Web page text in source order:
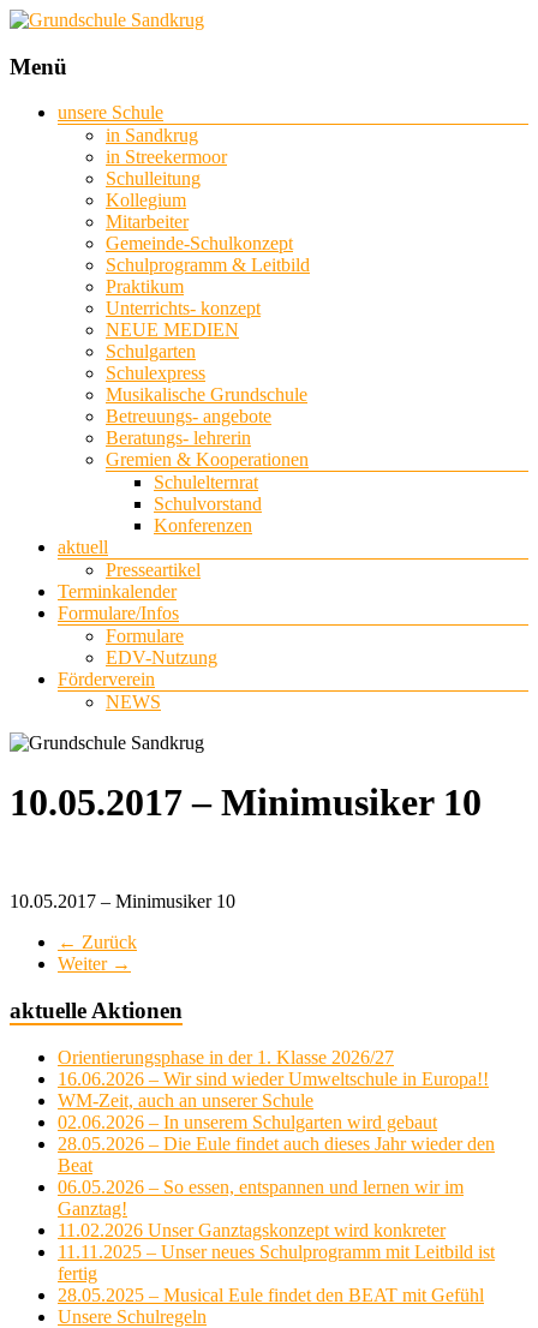
Grundschule
Streekermoor
Menü
unsere Schule
in Sandkrug
in Streekermoor
Schulleitung
Kollegium
Mitarbeiter
Gemeinde-Schulkonzept
Schulprogramm & Leitbild
Praktikum
Unterrichts- konzept
NEUE MEDIEN
Schulgarten
Schulexpress
Musikalische Grundschule
Betreuungs- angebote
Beratungs- lehrerin
Gremien & Kooperationen
Schulelternrat
Schulvorstand
Konferenzen
aktuell
Presseartikel
Terminkalender
Formulare/Infos
Formulare
EDV-Nutzung
Förderverein
NEWS
10.05.2017 – Minimusiker 10
10.05.2017 – Minimusiker 10
← Zurück
Weiter →
aktuelle Aktionen
Orientierungsphase in der 1. Klasse 2026/27
16.06.2026 – Wir sind wieder Umweltschule in Europa!!
WM-Zeit, auch an unserer Schule
02.06.2026 – In unserem Schulgarten wird gebaut
28.05.2026 – Die Eule findet auch dieses Jahr wieder den
Beat
06.05.2026 – So essen, entspannen und lernen wir im
Ganztag!
11.02.2026 Unser Ganztagskonzept wird konkreter
11.11.2025 – Unser neues Schulprogramm mit Leitbild ist
fertig
28.05.2025 – Musical Eule findet den BEAT mit Gefühl
Unsere Schulregeln